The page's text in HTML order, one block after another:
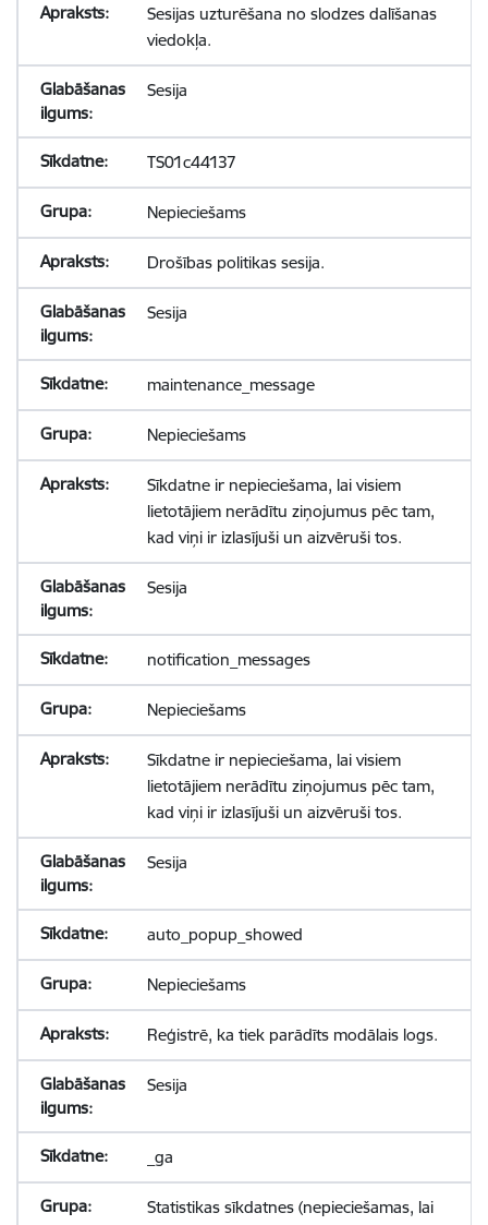
Sesijas uzturēšana no slodzes dalīšanas
viedokļa.
Sesija
TS01c44137
Nepieciešams
Drošības politikas sesija.
Sesija
maintenance_message
Nepieciešams
Sīkdatne ir nepieciešama, lai visiem
lietotājiem nerādītu ziņojumus pēc tam,
kad viņi ir izlasījuši un aizvēruši tos.
Sesija
notification_messages
Nepieciešams
Sīkdatne ir nepieciešama, lai visiem
lietotājiem nerādītu ziņojumus pēc tam,
kad viņi ir izlasījuši un aizvēruši tos.
Sesija
auto_popup_showed
Nepieciešams
Reģistrē, ka tiek parādīts modālais logs.
Sesija
_ga
Statistikas sīkdatnes (nepieciešamas, lai